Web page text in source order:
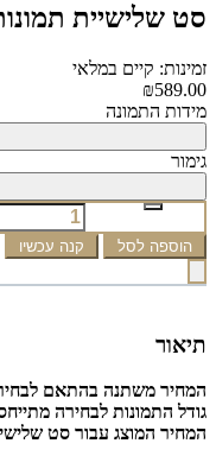
סט שלישיית תמונות
זמינות: קיים במלאי
₪589.00
מידות התמונה
גימור
הוספה לסל קנה עכשיו
תיאור
המחיר משתנה בהתאם
גודל התמונות לבחירה
המחיר המוצג עבור סט